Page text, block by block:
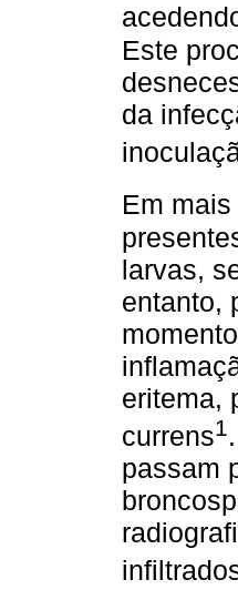
Este
da
Em
larvas,
entanto,
eritema,
currens1
passam